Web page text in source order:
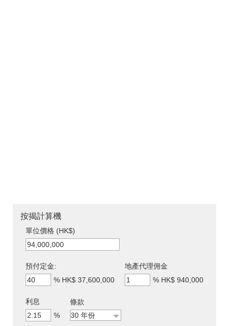
按揭計算機
單位價格 (HK$)
預付定金:
% HK$ 37,600,000
地產代理佣金
% HK$ 940,000
利息
%
條款